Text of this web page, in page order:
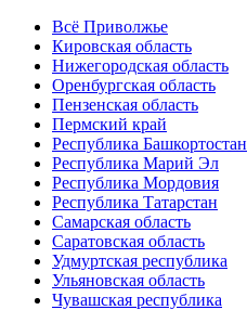
Всё Приволжье
Кировская область
Нижегородская область
Оренбургская область
Пензенская область
Пермский край
Республика Башкортостан
Республика Марий Эл
Республика Мордовия
Республика Татарстан
Самарская область
Саратовская область
Удмуртская республика
Ульяновская область
Чувашская республика